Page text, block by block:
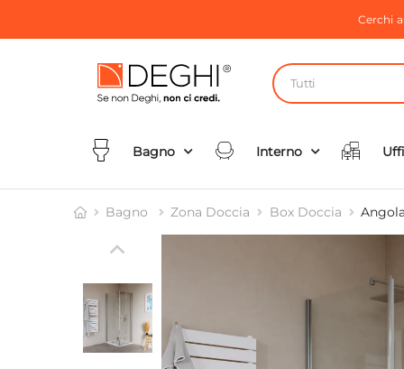
Cerchi
Tutti
Bagno Interno
Bagno Zona Doccia Box Doccia